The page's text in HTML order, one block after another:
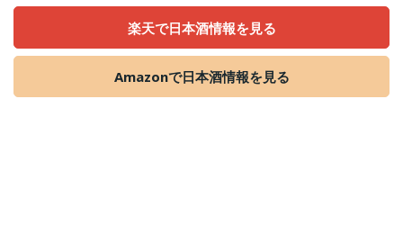
楽天で日本酒情報を見る
Amazonで日本酒情報を見る